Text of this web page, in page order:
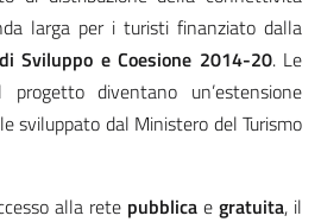
larga per i turisti finanziato dalla
Sviluppo e Coesione 2014-20. Le
diventano un’estensione
sviluppato dal Ministero del Turismo
alla rete pubblica e gratuita, il